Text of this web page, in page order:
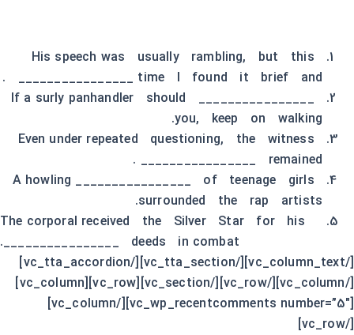
His speech was usually rambling, but this
time I found it brief and ________________ .
If a surly panhandler should ________________
you, keep on walking.
Even under repeated questioning, the witness
remained ________________ .
A howling ________________ of teenage girls
surrounded the rap artists.
The corporal received the Silver Star for his
________________ deeds in combat.
[/vc_column_text][/vc_tta_section][/vc_tta_accordion]
[/vc_column][/vc_row][/vc_section][vc_row][vc_column]
[vc_wp_recentcomments number=”5″][/vc_column]
[/vc_row]